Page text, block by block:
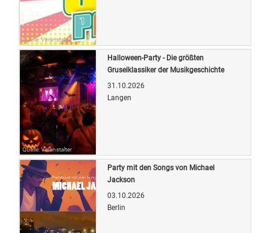
Quelle: Veranstalter
Quelle: Veranstalter
Halloween-Party - Die größten
Gruselklassiker der Musikgeschichte
31.10.2026
Langen
Party mit den Songs von Michael
Jackson
03.10.2026
Berlin